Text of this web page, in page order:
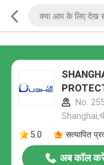
No.
5.0
सत्यापित
अब कॉल